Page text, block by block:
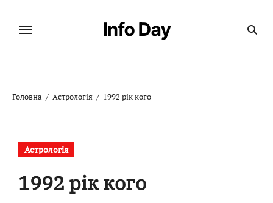
Info Day
Головна Астрологія 1992 рік кого
Астрологія
1992 рік кого